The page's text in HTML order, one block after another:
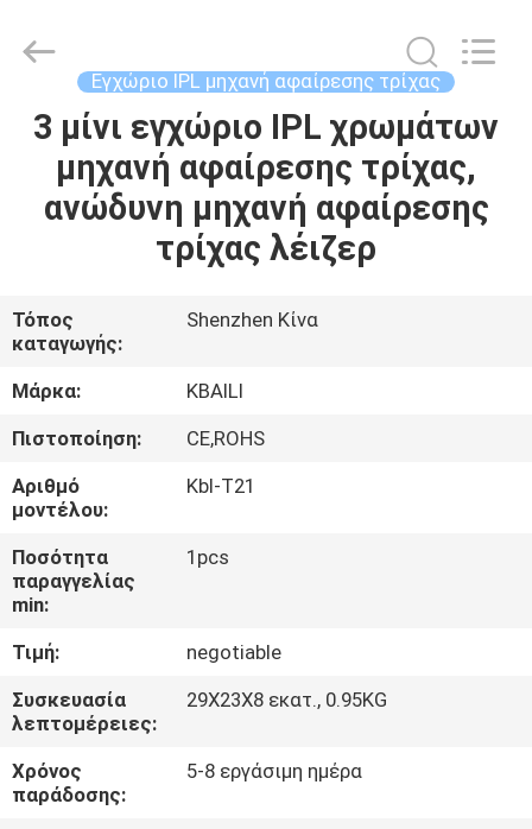
ΣΠΊΤΙ
ΠΡΟΪΌΝΤΑ
ΕΜΕΊΣ
ΓΎΡΟΣ
ΕΡΓΟΣΤΑΣΊΩΝ
ΠΟΙΟΤΙΚΌΣ
ΈΛΕΓΧΟΣ
ΕΛΆΤΕ
ΣΕ
ΕΠΑΦΉ
ΜΕ
σχολιάζει
προμηθευτής.
Technology
Εγχώριο IPL μηχανή αφαίρεσης τρίχας
3 μίνι εγχώριο IPL χρωμάτων
μηχανή αφαίρεσης τρίχας,
ανώδυνη μηχανή αφαίρεσης
τρίχας λέιζερ
Τόπος
καταγωγής:
Shenzhen Κίνα
Μάρκα:
KBAILI
Πιστοποίηση:
CE,ROHS
Αριθμό
μοντέλου:
Kbl-T21
Ποσότητα
παραγγελίας
min:
1pcs
Τιμή:
negotiable
Συσκευασία
λεπτομέρειες:
29X23X8 εκατ., 0.95KG
Χρόνος
παράδοσης:
5-8 εργάσιμη ημέρα